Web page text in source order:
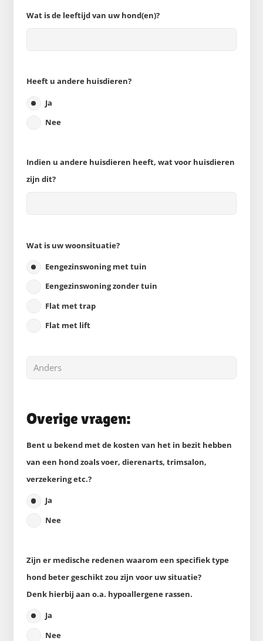
Wat is de leeftijd van uw hond(en)?
Heeft u andere huisdieren?
Ja
Nee
Indien u andere huisdieren heeft, wat voor huisdieren
zijn dit?
Wat is uw woonsituatie?
Eengezinswoning met tuin
Eengezinswoning zonder tuin
Flat met trap
Flat met lift
Overige vragen:
Bent u bekend met de kosten van het in bezit hebben
van een hond zoals voer, dierenarts, trimsalon,
verzekering etc.?
Ja
Nee
Zijn er medische redenen waarom een specifiek type
hond beter geschikt zou zijn voor uw situatie?
Denk hierbij aan o.a. hypoallergene rassen.
Ja
Nee